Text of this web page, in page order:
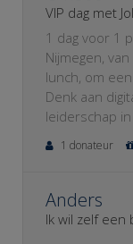
VIP dag met
1 dag voor 1
Nijmegen,
lunch, om
Denk aan
leiderschap
1 donateur
Anders
Ik wil zelf een